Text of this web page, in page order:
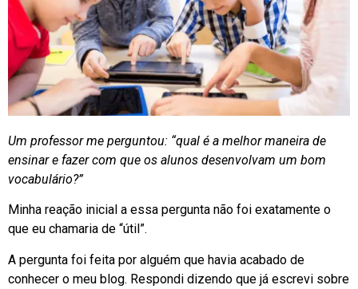
Um professor me perguntou: “qual é a melhor maneira de
ensinar e fazer com que os alunos desenvolvam um bom
vocabulário?”
Minha reação inicial a essa pergunta não foi exatamente o
que eu chamaria de “útil”.
A pergunta foi feita por alguém que havia acabado de
conhecer o meu blog. Respondi dizendo que já escrevi sobre